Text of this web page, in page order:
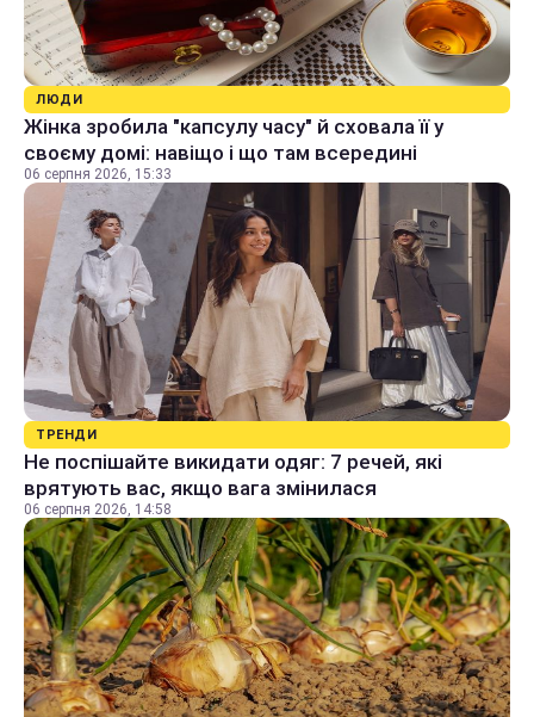
ЛЮДИ
Жінка зробила "капсулу часу" й сховала її у
своєму домі: навіщо і що там всередині
06 серпня 2026, 15:33
ТРЕНДИ
Не поспішайте викидати одяг: 7 речей, які
врятують вас, якщо вага змінилася
06 серпня 2026, 14:58